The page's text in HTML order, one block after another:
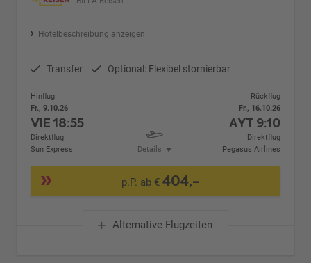
Hotelbeschreibung anzeigen
Transfer Optional: Flexibel stornierbar
Hinflug
Fr., 9.10.26
VIE18:55
Direktflug
Sun Express
Details
Rückflug
Fr., 16.10.26
AYT 9:10
Direktflug
Pegasus Airlines
p.P. ab €404,-
Alternative Flugzeiten